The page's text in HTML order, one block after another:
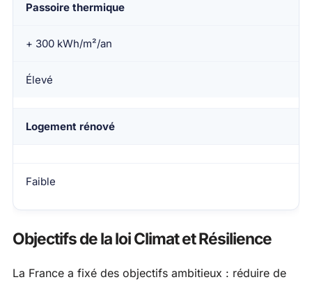
Passoire thermique
+ 300 kWh/m²/an
Élevé
Logement rénové
Faible
Objectifs de la loi Climat et Résilience
La France a fixé des objectifs ambitieux : réduire de